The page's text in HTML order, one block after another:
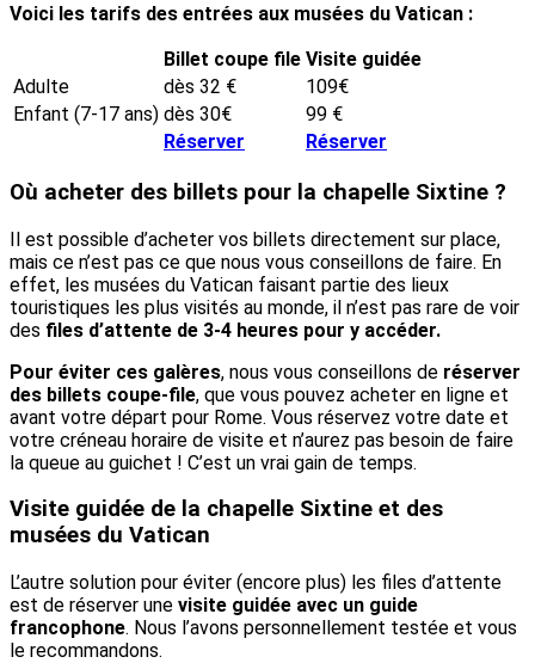
Voici les tarifs des entrées aux musées du Vatican :
Billet coupe file Visite guidée
Adulte
dès 32 €
109€
Enfant (7-17 ans) dès 30€
99 €
Réserver
Réserver
Où acheter des billets pour la chapelle Sixtine ?
Il est possible d’acheter vos billets directement sur place,
mais ce n’est pas ce que nous vous conseillons de faire. En
effet, les musées du Vatican faisant partie des lieux
touristiques les plus visités au monde, il n’est pas rare de voir
des files d’attente de 3-4 heures pour y accéder.
Pour éviter ces galères, nous vous conseillons de réserver
des billets coupe-file, que vous pouvez acheter en ligne et
avant votre départ pour Rome. Vous réservez votre date et
votre créneau horaire de visite et n’aurez pas besoin de faire
la queue au guichet ! C’est un vrai gain de temps.
Visite guidée de la chapelle Sixtine et des
musées du Vatican
L’autre solution pour éviter (encore plus) les files d’attente
est de réserver une visite guidée avec un guide
francophone. Nous l’avons personnellement testée et vous
le recommandons.